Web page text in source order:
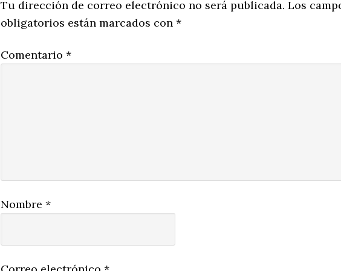
Tu dirección de correo electrónico no será publicada. Los
obligatorios están marcados con *
Comentario *
Nombre *